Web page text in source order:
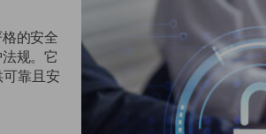
的安全
规。它
靠且安